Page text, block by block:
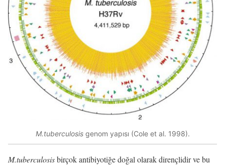
M.tuberculosisgenom yapısı (Cole et al. 1998).
M.tuberculosisbirçok antibiyotiğe doğal olarak dirençlidir ve bu